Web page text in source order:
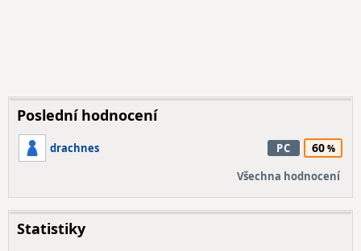
Poslední hodnocení
drachnes PC 60
Všechna hodnocení
Statistiky